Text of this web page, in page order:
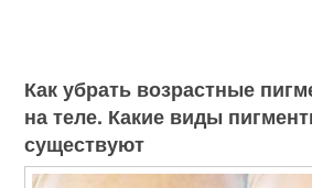
Как убрать возрастные
на теле. Какие виды
существуют